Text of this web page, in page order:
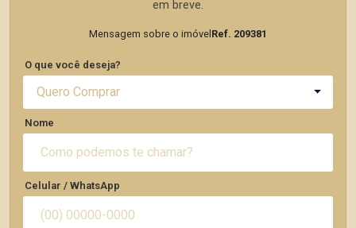
em breve.
Mensagem sobre o imóvel Ref. 209381
O que você deseja?
Quero Comprar
Nome
Celular / WhatsApp